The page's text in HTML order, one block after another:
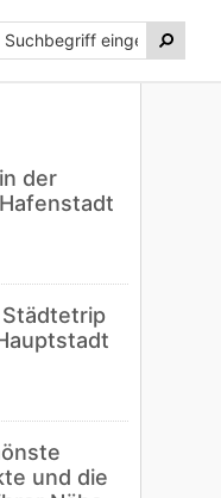
eingeben...

der
Städtetrip
und die